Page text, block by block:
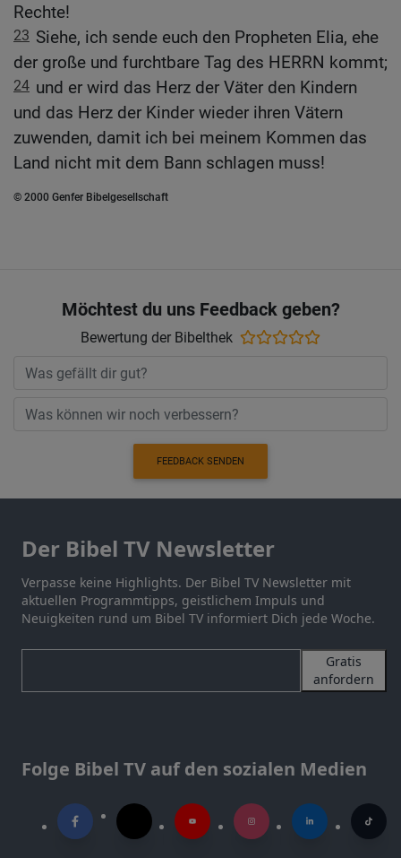
Rechte!
23 Siehe, ich sende euch den Propheten Elia, ehe
der große und furchtbare Tag des HERRN kommt;
24 und er wird das Herz der Väter den Kindern
und das Herz der Kinder wieder ihren Vätern
zuwenden, damit ich bei meinem Kommen das
Land nicht mit dem Bann schlagen muss!
© 2000 Genfer Bibelgesellschaft
Möchtest du uns Feedback geben?
Bewertung der Bibelthek
FEEDBACK SENDEN
Der Bibel TV Newsletter
Verpasse keine Highlights. Der Bibel TV Newsletter mit
aktuellen Programmtipps, geistlichem Impuls und
Neuigkeiten rund um Bibel TV informiert Dich jede Woche.
Gratis
anfordern
Folge Bibel TV auf den sozialen Medien